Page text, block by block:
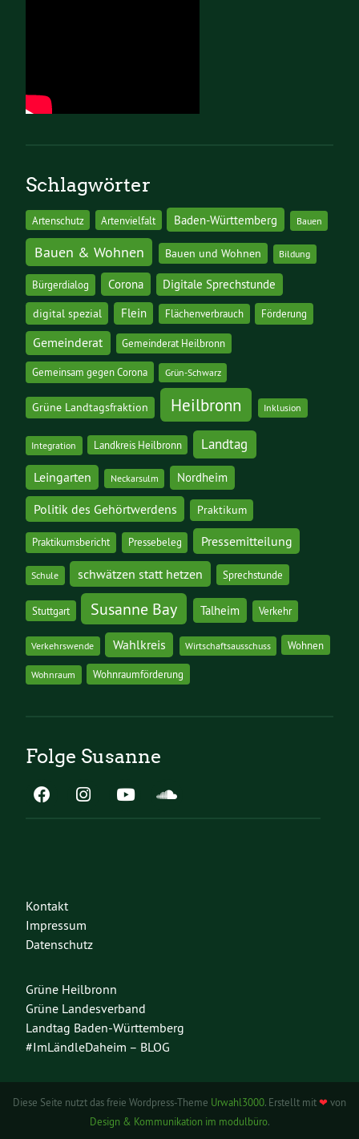
Schlagwörter
Artenschutz Artenvielfalt Baden-Württemberg Bauen
Bauen & Wohnen Bauen und Wohnen Bildung
Bürgerdialog Corona Digitale Sprechstunde
digital spezial Flein Flächenverbrauch Förderung
Gemeinderat Gemeinderat Heilbronn
Gemeinsam gegen Corona Grün-Schwarz
Grüne Landtagsfraktion Heilbronn Inklusion
Integration Landkreis Heilbronn Landtag
Leingarten Neckarsulm Nordheim
Politik des Gehörtwerdens Praktikum
Praktikumsbericht Pressebeleg Pressemitteilung
Schule schwätzen statt hetzen Sprechstunde
Stuttgart Susanne Bay Talheim Verkehr
Verkehrswende Wahlkreis Wirtschaftsausschuss Wohnen
Wohnraum Wohnraumförderung
Folge Susanne
Kontakt
Impressum
Datenschutz
Grüne Heilbronn
Grüne Landesverband
Landtag Baden-Württemberg
#ImLändleDaheim – BLOG
Diese Seite nutzt das freie Wordpress-Theme Urwahl3000. Erstellt mit❤ von
Design & Kommunikation im modulbüro.